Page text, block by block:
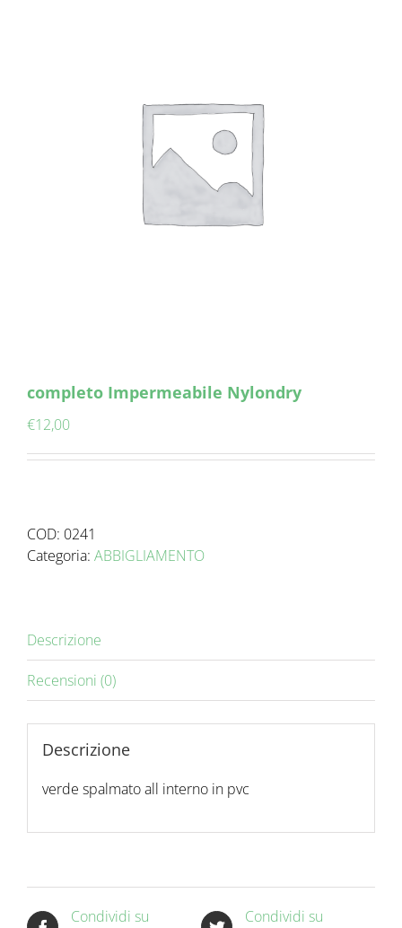
completo Impermeabile Nylondry
€12,00
COD: 0241
Categoria: ABBIGLIAMENTO
Descrizione
Recensioni (0)
Descrizione
verde spalmato all interno in pvc
Condividi su
Condividi su